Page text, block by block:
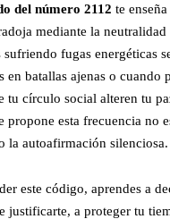
del número 2112 te
mediante la
sufriendo fugas energéticas
en batallas ajenas o cuando
tu círculo social alteren tu
propone esta frecuencia no
la autoafirmación silenciosa.
este código, aprendes a
justificarte, a proteger tu